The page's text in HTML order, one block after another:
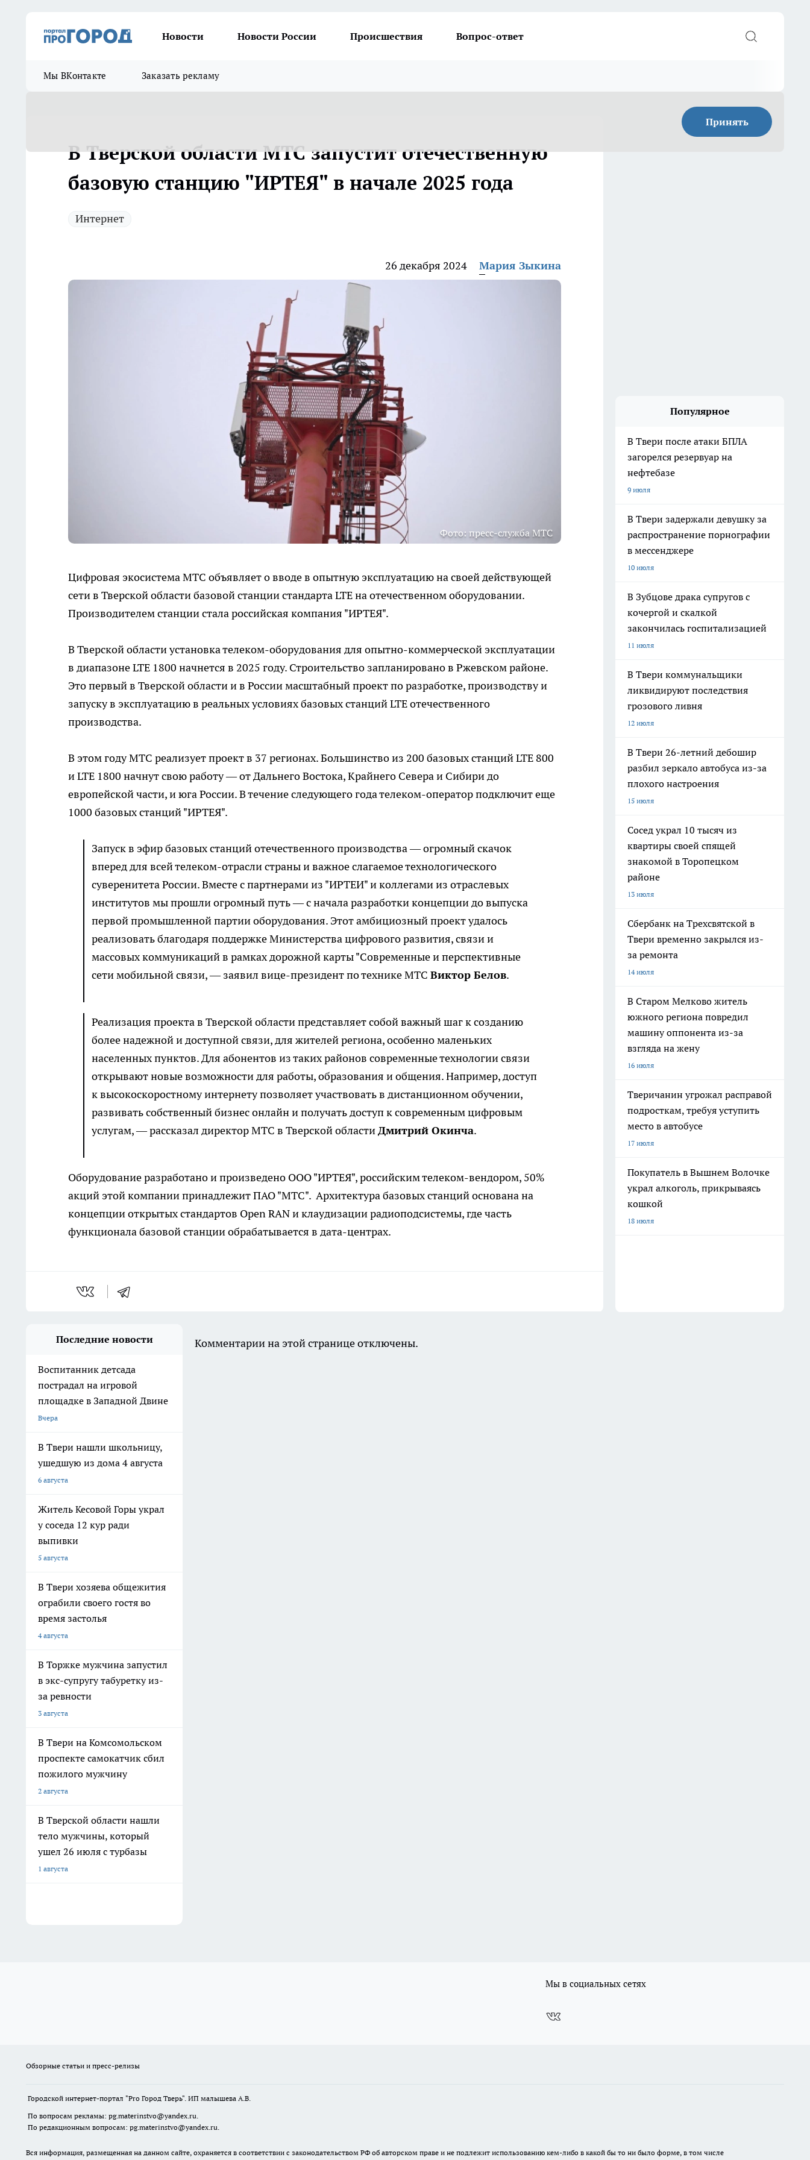
Новости Новости России Происшествия Вопрос-ответ
Мы ВКонтакте Заказать рекламу
Принять
В Тверской области МТС запустит отечественную
базовую станцию "ИРТЕЯ" в начале 2025 года
Интернет
26 декабря 2024 Мария Зыкина
Фото: пресс-служба МТС
Цифровая экосистема МТС объявляет о вводе в опытную эксплуатацию на своей действующей
сети в Тверской области базовой станции стандарта LTE на отечественном оборудовании.
Производителем станции стала российская компания "ИРТЕЯ".
В Тверской области установка телеком-оборудования для опытно-коммерческой эксплуатации
в диапазоне LTE 1800 начнется в 2025 году. Строительство запланировано в Ржевском районе.
Это первый в Тверской области и в России масштабный проект по разработке, производству и
запуску в эксплуатацию в реальных условиях базовых станций LTE отечественного
производства.
В этом году МТС реализует проект в 37 регионах. Большинство из 200 базовых станций LTE 800
и LTE 1800 начнут свою работу — от Дальнего Востока, Крайнего Севера и Сибири до
европейской части, и юга России. В течение следующего года телеком-оператор подключит еще
1000 базовых станций "ИРТЕЯ".
Запуск в эфир базовых станций отечественного производства — огромный скачок
вперед для всей телеком-отрасли страны и важное слагаемое технологического
суверенитета России. Вместе с партнерами из "ИРТЕИ" и коллегами из отраслевых
институтов мы прошли огромный путь — с начала разработки концепции до выпуска
первой промышленной партии оборудования. Этот амбициозный проект удалось
реализовать благодаря поддержке Министерства цифрового развития, связи и
массовых коммуникаций в рамках дорожной карты "Современные и перспективные
сети мобильной связи, — заявил вице-президент по технике МТС Виктор Белов.
Реализация проекта в Тверской области представляет собой важный шаг к созданию
более надежной и доступной связи, для жителей региона, особенно маленьких
населенных пунктов. Для абонентов из таких районов современные технологии связи
открывают новые возможности для работы, образования и общения. Например, доступ
к высокоскоростному интернету позволяет участвовать в дистанционном обучении,
развивать собственный бизнес онлайн и получать доступ к современным цифровым
услугам, — рассказал директор МТС в Тверской областиДмитрий Окинча.
Оборудование разработано и произведено ООО "ИРТЕЯ", российским телеком-вендором, 50%
акций этой компании принадлежит ПАО "МТС". Архитектура базовых станций основана на
концепции открытых стандартов Open RAN и клаудизации радиоподсистемы, где часть
функционала базовой станции обрабатывается в дата-центрах.
Популярное
В Твери после атаки БПЛА
загорелся резервуар на
нефтебазе
9 июля
В Твери задержали девушку за
распространение порнографии
в мессенджере
10 июля
В Зубцове драка супругов с
кочергой и скалкой
закончилась госпитализацией
11 июля
В Твери коммунальщики
ликвидируют последствия
грозового ливня
12 июля
В Твери 26-летний дебошир
разбил зеркало автобуса из-за
плохого настроения
15 июля
Сосед украл 10 тысяч из
квартиры своей спящей
знакомой в Торопецком
районе
13 июля
Сбербанк на Трехсвятской в
Твери временно закрылся из-
за ремонта
14 июля
В Старом Мелково житель
южного региона повредил
машину оппонента из-за
взгляда на жену
16 июля
Тверичанин угрожал расправой
подросткам, требуя уступить
место в автобусе
17 июля
Покупатель в Вышнем Волочке
украл алкоголь, прикрываясь
кошкой
18 июля
Последние новости
Воспитанник детсада
пострадал на игровой
площадке в Западной Двине
Вчера
В Твери нашли школьницу,
ушедшую из дома 4 августа
6 августа
Житель Кесовой Горы украл
у соседа 12 кур ради
выпивки
5 августа
В Твери хозяева общежития
ограбили своего гостя во
время застолья
4 августа
В Торжке мужчина запустил
в экс-супругу табуретку из-
за ревности
3 августа
В Твери на Комсомольском
проспекте самокатчик сбил
пожилого мужчину
2 августа
В Тверской области нашли
тело мужчины, который
ушел 26 июля с турбазы
1 августа
Комментарии на этой странице отключены.
Мы в социальных сетях
Обзорные статьи и пресс-релизы
Городской интернет-портал "Pro Город Тверь". ИП малышева А.В.
По вопросам рекламы: pg.materinstvo@yandex.ru.
По редакционным вопросам: pg.materinstvo@yandex.ru.
Вся информация, размещенная на данном сайте, охраняется в соответствии с законодательством РФ об авторском праве и не подлежит использованию кем-либо в какой бы то ни было форме, в том числе